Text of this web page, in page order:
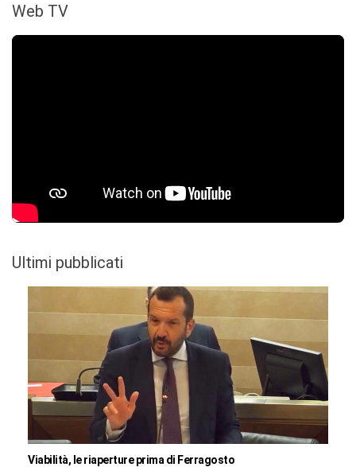
Web TV
Ultimi pubblicati
Viabilità, le riaperture prima di Ferragosto